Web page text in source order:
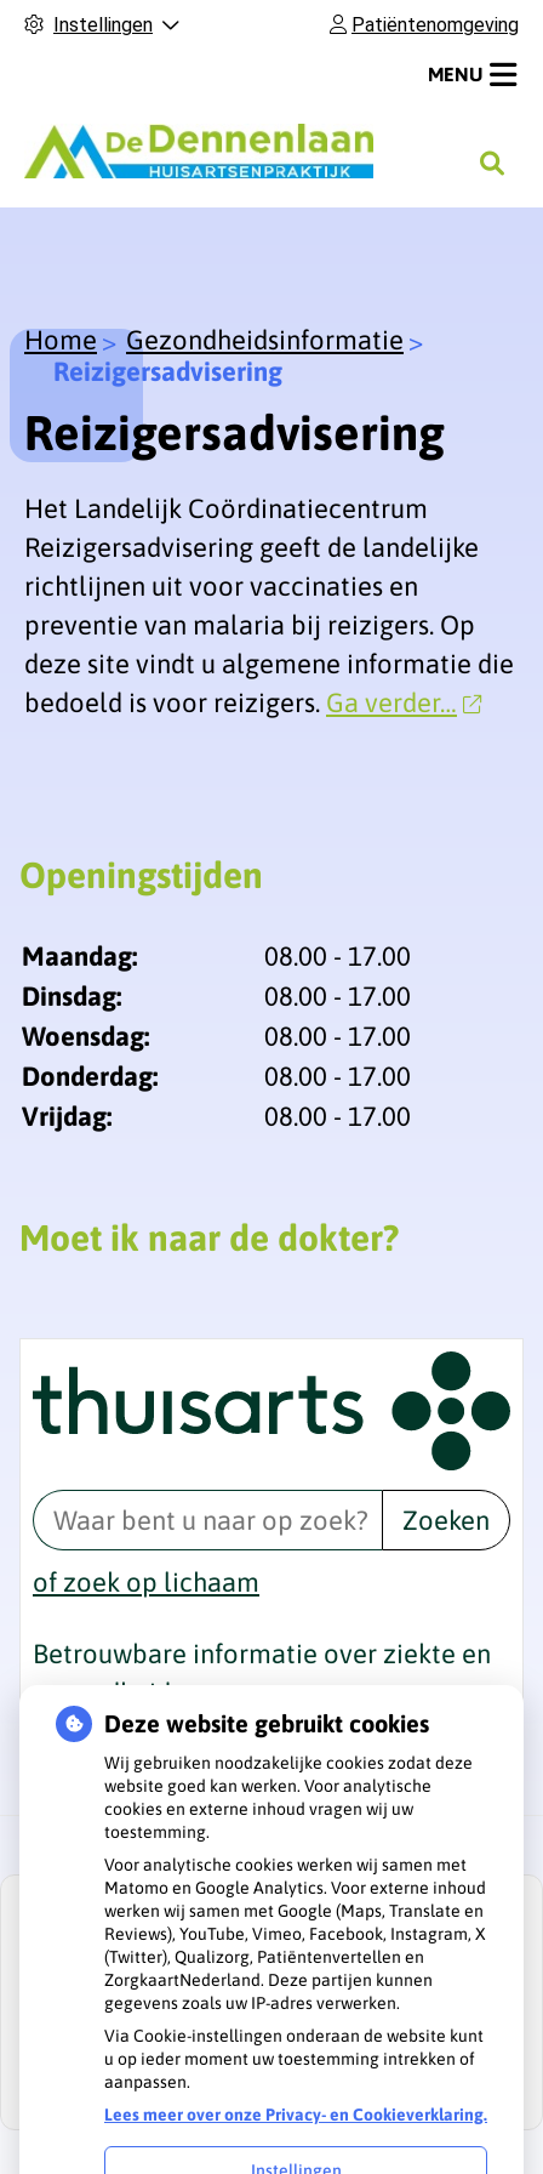
Instellingen Patiëntenomgeving
H
o
MENU
Home
Gezondheidsinformatie
Reizigersadvisering
Reizigersadvisering
Het Landelijk Coördinatiecentrum
Reizigersadvisering geeft de landelijke
richtlijnen uit voor vaccinaties en
preventie van malaria bij reizigers. Op
deze site vindt u algemene informatie die
bedoeld is voor reizigers. Ga verder…
Openingstijden
Maandag:
08.00 - 17.00
Dinsdag:
08.00 - 17.00
Woensdag:
08.00 - 17.00
Donderdag:
08.00 - 17.00
Vrijdag:
08.00 - 17.00
Moet ik naar de dokter?
Zoeken
of zoek op lichaam
Betrouwbare informatie over ziekte en
gezondheid
U heeft geen toestemming gegeven voor
externe inhoud die nodig is om dit te
zien.
Cookie-instellingen wijzigen
Deze website gebruikt cookies
Wij gebruiken noodzakelijke cookies zodat deze
website goed kan werken. Voor analytische
cookies en externe inhoud vragen wij uw
toestemming.
Voor analytische cookies werken wij samen met
Matomo en Google Analytics. Voor externe inhoud
werken wij samen met Google (Maps, Translate en
Reviews), YouTube, Vimeo, Facebook, Instagram, X
(Twitter), Qualizorg, Patiëntenvertellen en
ZorgkaartNederland. Deze partijen kunnen
gegevens zoals uw IP-adres verwerken.
Via Cookie-instellingen onderaan de website kunt
u op ieder moment uw toestemming intrekken of
aanpassen.
Lees meer over onze Privacy- en Cookieverklaring.